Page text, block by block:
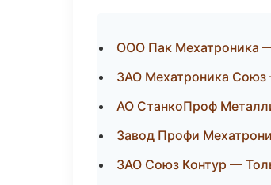
ООО Пак Мехатроника
ЗАО Мехатроника
АО СтанкоПроф
Завод Профи
ЗАО Союз Контур —